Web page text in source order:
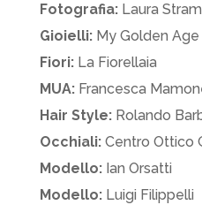
Fotografia:Laura
Gioielli:My Golden Age
Fiori:La Fiorellaia
MUA:Francesca
Hair Style:Rolando
Occhiali:Centro Ottico
Modello:Ian Orsatti
Modello:Luigi Filippelli